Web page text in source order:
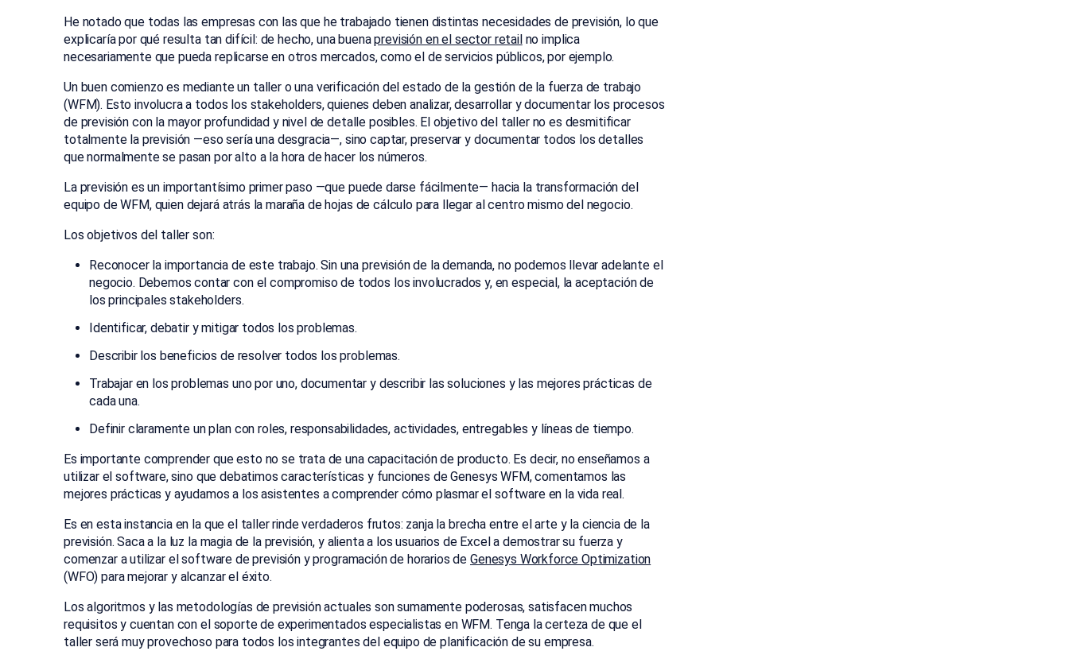
He notado que todas las empresas con las que he trabajado tienen distintas necesidades de previsión, lo que
explicaría por qué resulta tan difícil: de hecho, una buenaprevisión en el sector retail no implica
necesariamente que pueda replicarse en otros mercados, como el de servicios públicos, por ejemplo.
Un buen comienzo es mediante un taller o una verificación del estado de la gestión de la fuerza de trabajo
(WFM). Esto involucra a todos los stakeholders, quienes deben analizar, desarrollar y documentar los procesos
de previsión con la mayor profundidad y nivel de detalle posibles. El objetivo del taller no es desmitificar
totalmente la previsión —eso sería una desgracia—, sino captar, preservar y documentar todos los detalles
que normalmente se pasan por alto a la hora de hacer los números.
La previsión es un importantísimo primer paso —que puede darse fácilmente— hacia la transformación del
equipo de WFM, quien dejará atrás la maraña de hojas de cálculo para llegar al centro mismo del negocio.
Los objetivos del taller son:
Reconocer la importancia de este trabajo. Sin una previsión de la demanda, no podemos llevar adelante el
negocio. Debemos contar con el compromiso de todos los involucrados y, en especial, la aceptación de
los principales stakeholders.
Identificar, debatir y mitigar todos los problemas.
Describir los beneficios de resolver todos los problemas.
Trabajar en los problemas uno por uno, documentar y describir las soluciones y las mejores prácticas de
cada una.
Definir claramente un plan con roles, responsabilidades, actividades, entregables y líneas de tiempo.
Es importante comprender que esto no se trata de una capacitación de producto. Es decir, no enseñamos a
utilizar el software, sino que debatimos características y funciones de Genesys WFM, comentamos las
mejores prácticas y ayudamos a los asistentes a comprender cómo plasmar el software en la vida real.
Es en esta instancia en la que el taller rinde verdaderos frutos: zanja la brecha entre el arte y la ciencia de la
previsión. Saca a la luz la magia de la previsión, y alienta a los usuarios de Excel a demostrar su fuerza y
comenzar a utilizar el software de previsión y programación de horarios de Genesys Workforce Optimization
(WFO) para mejorar y alcanzar el éxito.
Los algoritmos y las metodologías de previsión actuales son sumamente poderosas, satisfacen muchos
requisitos y cuentan con el soporte de experimentados especialistas en WFM. Tenga la certeza de que el
taller será muy provechoso para todos los integrantes del equipo de planificación de su empresa.